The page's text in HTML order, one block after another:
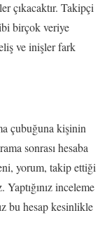
çıkacaktır. Takipçi
birçok veriye
ve inişler fark
çubuğuna kişinin
sonrası hesaba
yorum, takip ettiği
inceleme
bu hesap kesinlikle